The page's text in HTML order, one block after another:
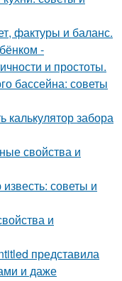
фактуры и баланс.
-
и простоты.
бассейна: советы
калькулятор забора
свойства и
советы и
и
представила
и даже